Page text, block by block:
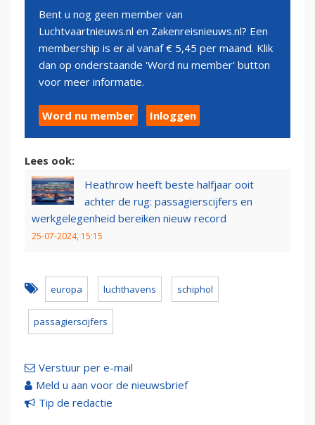
Bent u nog geen member van
Luchtvaartnieuws.nl en Zakenreisnieuws.nl? Een
membership is er al vanaf € 5,45 per maand. Klik
dan op onderstaande 'Word nu member' button
voor meer informatie.
Word nu member Inloggen
Lees ook:
Heathrow heeft beste halfjaar ooit
achter de rug: passagierscijfers en
werkgelegenheid bereiken nieuw record
25-07-2024, 15:15
europa luchthavens schiphol
passagierscijfers
Verstuur per e-mail
Meld u aan voor de nieuwsbrief
Tip de redactie